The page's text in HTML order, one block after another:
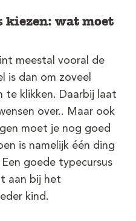
kiezen: wat moet
meestal vooral de
is dan om zoveel
te klikken. Daarbij laat
over.. Maar ook
moet je nog goed
is namelijk één ding
goede typecursus
aan bij het
kind.